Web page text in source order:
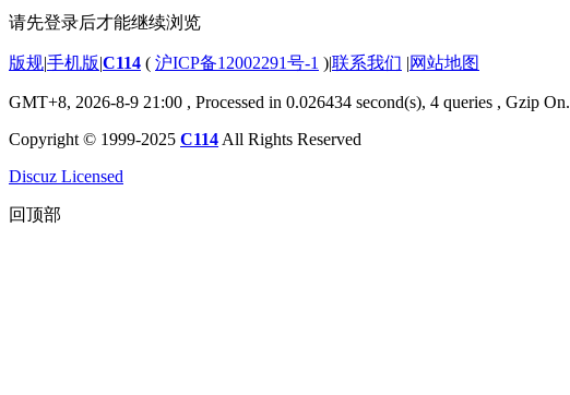
请先登录后才能继续浏览
版规|手机版|C114 ( 沪ICP备12002291号-1 )|联系我们 |网站地图
GMT+8, 2026-8-9 21:00 , Processed in 0.026434 second(s), 4 queries , Gzip On.
Copyright © 1999-2025 C114 All Rights Reserved
Discuz Licensed
回顶部